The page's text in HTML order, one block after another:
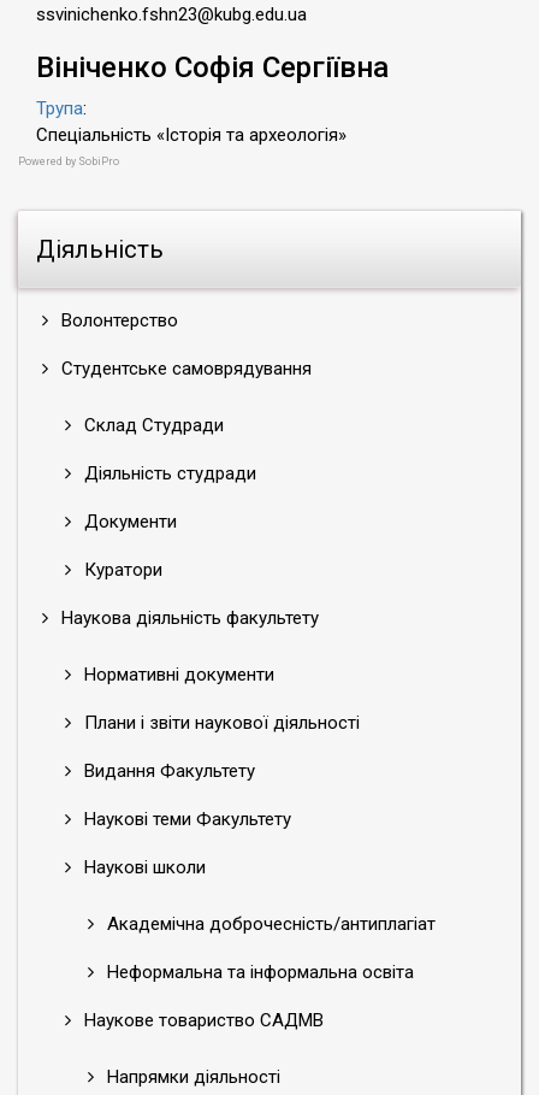
Діяльність
Волонтерство
Студентське самоврядування
Склад Студради
Діяльність студради
Документи
Куратори
Наукова діяльність факультету
Нормативні документи
Плани і звіти наукової діяльності
Видання Факультету
Наукові теми Факультету
Наукові школи
Академічна доброчесність/антиплагіат
Неформальна та інформальна освіта
Наукове товариство САДМВ
Напрямки діяльності
ssvinichenko.fshn23@kubg.edu.ua
Вініченко Софія Сергіївна
Трупа:
Спеціальність «Історія та археологія»
Powered by SobiPro